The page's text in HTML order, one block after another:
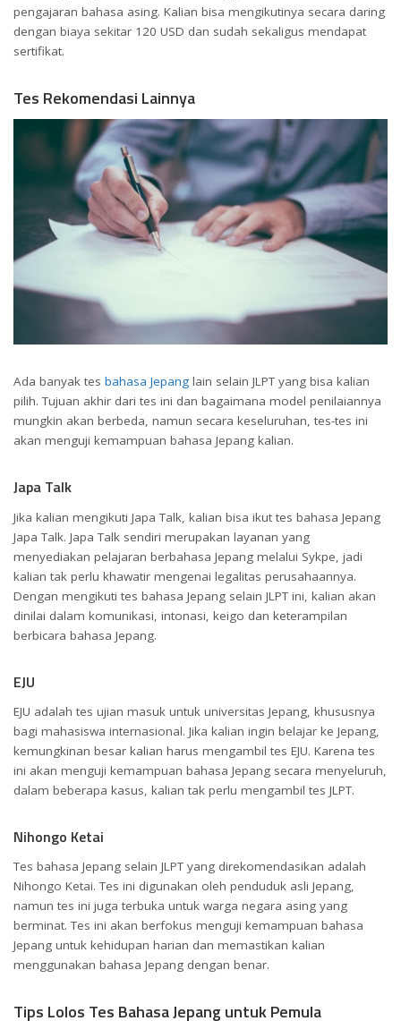
pengajaran bahasa asing. Kalian bisa mengikutinya secara daring
dengan biaya sekitar 120 USD dan sudah sekaligus mendapat
sertifikat.
Tes Rekomendasi Lainnya
Ada banyak tes bahasa Jepang lain selain JLPT yang bisa kalian
pilih. Tujuan akhir dari tes ini dan bagaimana model penilaiannya
mungkin akan berbeda, namun secara keseluruhan, tes-tes ini
akan menguji kemampuan bahasa Jepang kalian.
Japa Talk
Jika kalian mengikuti Japa Talk, kalian bisa ikut tes bahasa Jepang
Japa Talk. Japa Talk sendiri merupakan layanan yang
menyediakan pelajaran berbahasa Jepang melalui Sykpe, jadi
kalian tak perlu khawatir mengenai legalitas perusahaannya.
Dengan mengikuti tes bahasa Jepang selain JLPT ini, kalian akan
dinilai dalam komunikasi, intonasi, keigo dan keterampilan
berbicara bahasa Jepang.
EJU
EJU adalah tes ujian masuk untuk universitas Jepang, khususnya
bagi mahasiswa internasional. Jika kalian ingin belajar ke Jepang,
kemungkinan besar kalian harus mengambil tes EJU. Karena tes
ini akan menguji kemampuan bahasa Jepang secara menyeluruh,
dalam beberapa kasus, kalian tak perlu mengambil tes JLPT.
Nihongo Ketai
Tes bahasa Jepang selain JLPT yang direkomendasikan adalah
Nihongo Ketai. Tes ini digunakan oleh penduduk asli Jepang,
namun tes ini juga terbuka untuk warga negara asing yang
berminat. Tes ini akan berfokus menguji kemampuan bahasa
Jepang untuk kehidupan harian dan memastikan kalian
menggunakan bahasa Jepang dengan benar.
Tips Lolos Tes Bahasa Jepang untuk Pemula